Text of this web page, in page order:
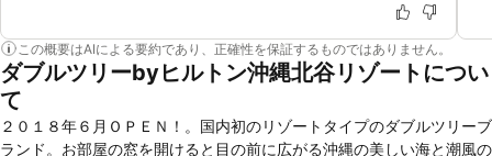
この概要はAIによる要約であり、正確性を保証するものではありません。
ダブルツリーbyヒルトン沖縄北谷リゾートについ
て
２０１８年６月ＯＰＥＮ！。国内初のリゾートタイプのダブルツリーブ
ランド。お部屋の窓を開けると目の前に広がる沖縄の美しい海と潮風の